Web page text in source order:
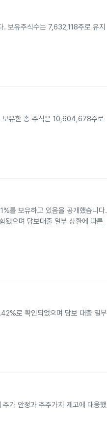
보유주식수는 7,632,118주로 유지
보유한 총 주식은 10,604,678주로
를 보유하고 있음을 공개했습니다.
됐으며 담보대출 일부 상환에 따른
로 확인되었으며 담보 대출 일부
가 안정과 주주가치 제고에 대응했